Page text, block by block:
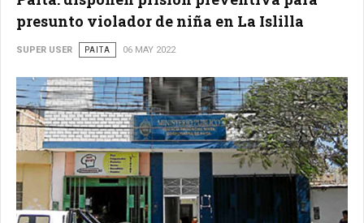
presunto violador de niña en La Islilla
SUPER USER PAITA 06 MAY 2022